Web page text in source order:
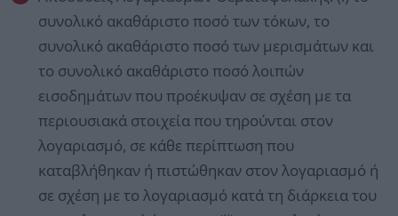
συνολικό ακαθάριστο ποσό των τόκων, το
συνολικό ακαθάριστο ποσό των μερισμάτων και
το συνολικό ακαθάριστο ποσό λοιπών
εισοδημάτων που προέκυψαν σε σχέση με τα
περιουσιακά στοιχεία που τηρούνται στον
λογαριασμό, σε κάθε περίπτωση που
καταβλήθηκαν ή πιστώθηκαν στον λογαριασμό ή
σε σχέση με το λογαριασμό κατά τη διάρκεια του